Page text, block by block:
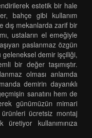
estetik bir hale
bahçe gibi kullanım
dış mekanlarda zarif bir
ustaların el emeğiyle
paslanmaz özgün
geleneksel demir işçiliği,
bir değer taşımıştır.
olması anlamda
demirin dayanıklı
sanatını hem de
günümüzün mimari
ücretsiz montaj
kullanımınıza